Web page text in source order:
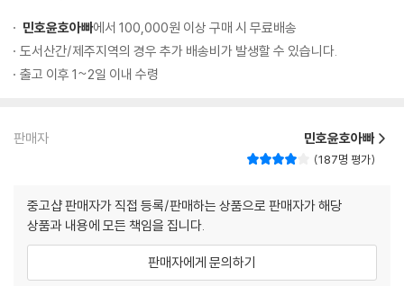
민호윤호아빠에서 100,000원 이상 구매 시 무료배송
도서산간/제주지역의 경우 추가 배송비가 발생할 수 있습니다.
출고 이후 1~2일 이내 수령
판매자 민호윤호아빠
187명 평가
중고샵 판매자가 직접 등록/판매하는 상품으로 판매자가 해당
상품과 내용에 모든 책임을 집니다.
판매자에게 문의하기